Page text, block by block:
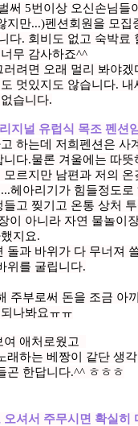
써 5번이상 오신손님
지만...)펜션회원을 모
다. 회비도 없고 숙박
무 감사하죠^^
려면 오래 멀리 봐야
멋있지도 않습니다.
습니다.
지널 유럽식 목조 펜션
하는데 저희펜션은
니다.물론 겨울에는 따
르지만 남편과 저의
헤아리기가 힘들정도
고 찢기고 온통 상처
이 아니라 자연 물놀이
지요.
돌과 바위가 다 무너져
위를 굴립니다.
주부로써 돈을 조금 아
나봐요ㅠㅠ
여 애처로웠고
래하는 베짱이 같단 생
곤 한답니다.^^ ㅎㅎㅎ
셔서 주무시면 확실히